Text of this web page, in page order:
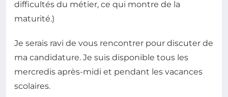
difficultés du métier, ce qui montre de la
maturité.)
Je serais ravi de vous rencontrer pour discuter de
ma candidature. Je suis disponible tous les
mercredis après-midi et pendant les vacances
scolaires.